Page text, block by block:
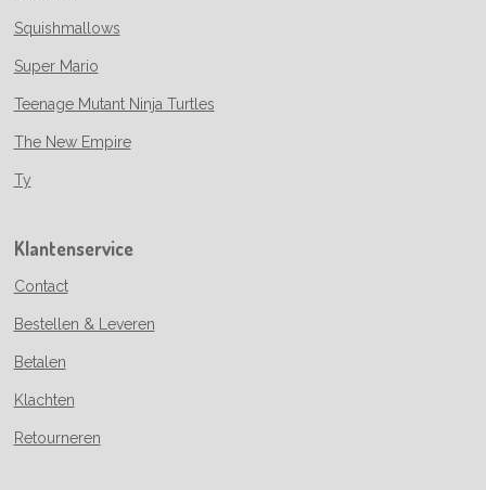
Squishmallows
Super Mario
Teenage Mutant Ninja Turtles
The New Empire
Ty
Klantenservice
Contact
Bestellen & Leveren
Betalen
Klachten
Retourneren